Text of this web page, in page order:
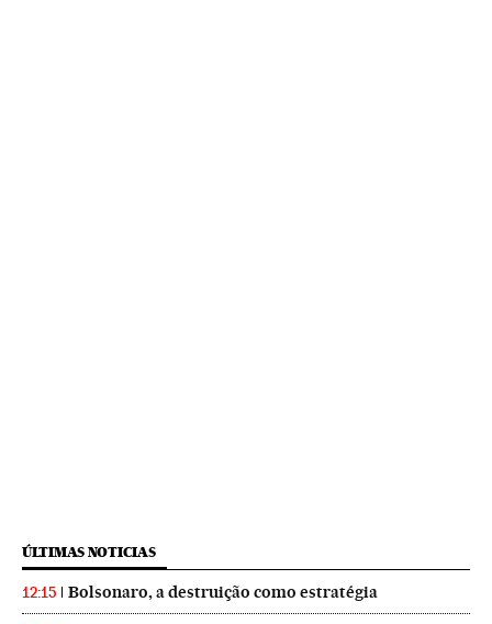
ÚLTIMAS NOTICIAS
12:15 Bolsonaro, a destruição como estratégia